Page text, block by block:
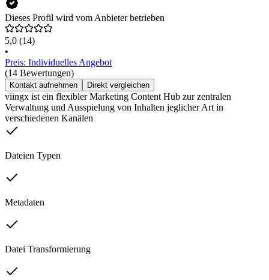
Dieses Profil wird vom Anbieter betrieben
5,0 (14)
•
Preis: Individuelles Angebot
(14 Bewertungen)
Kontakt aufnehmen Direkt vergleichen
viingx ist ein flexibler Marketing Content Hub zur zentralen
Verwaltung und Ausspielung von Inhalten jeglicher Art in
verschiedenen Kanälen
Dateien Typen
Metadaten
Datei Transformierung